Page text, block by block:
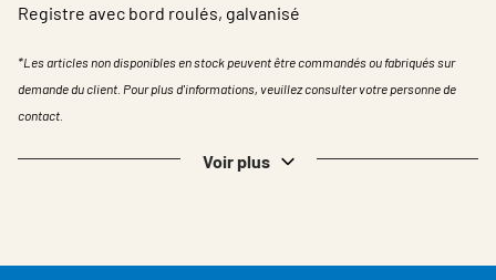
Identification
Registre avec bord roulés, galvanisé
*Les articles non disponibles en stock peuvent être commandés ou fabriqués sur
demande du client. Pour plus d'informations, veuillez consulter votre personne de
contact.
Voir plus